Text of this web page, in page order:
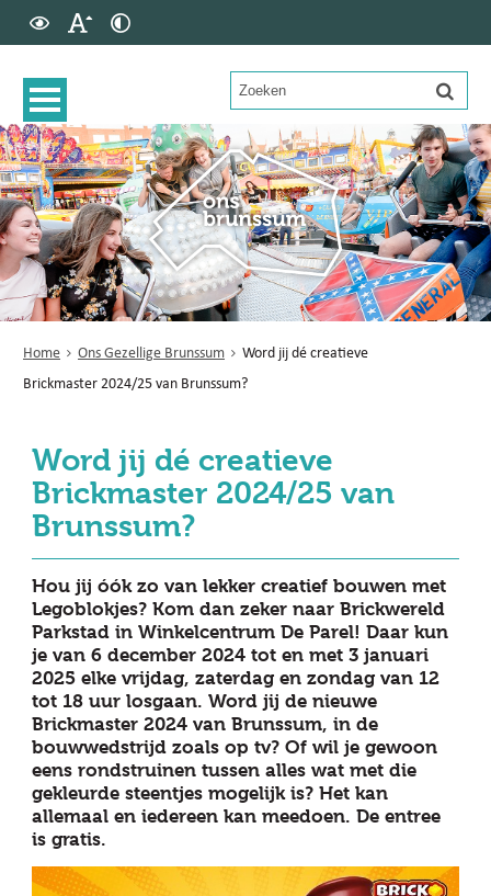
Home Ons Gezellige Brunssum
Word jij dé creatieve
Brickmaster 2024/25 van Brunssum?
Word jij dé creatieve
Brickmaster 2024/25 van
Brunssum?
Hou jij óók zo van lekker creatief bouwen met
Legoblokjes? Kom dan zeker naar Brickwereld
Parkstad in Winkelcentrum De Parel! Daar kun
je van 6 december 2024 tot en met 3 januari
2025 elke vrijdag, zaterdag en zondag van 12
tot 18 uur losgaan. Word jij de nieuwe
Brickmaster 2024 van Brunssum, in de
bouwwedstrijd zoals op tv? Of wil je gewoon
eens rondstruinen tussen alles wat met die
gekleurde steentjes mogelijk is? Het kan
allemaal en iedereen kan meedoen. De entree
is gratis.